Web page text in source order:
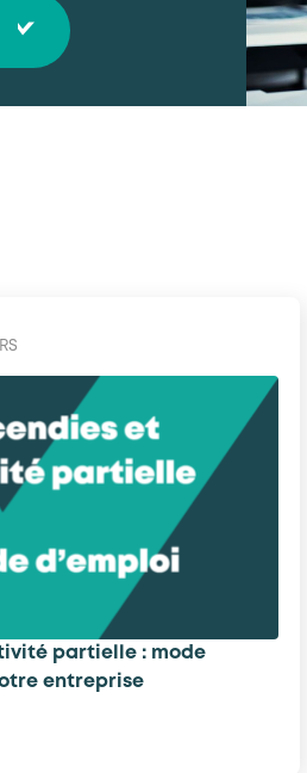
partielle : mode
entreprise